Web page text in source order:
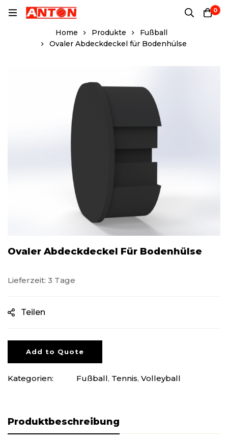
0
Home Produkte
Fußball
Ovaler Abdeckdeckel für Bodenhülse
Ovaler Abdeckdeckel Für Bodenhülse
Lieferzeit: 3 Tage
Teilen
Add to Quote
Kategorien: Fußball, Tennis, Volleyball
Produktbeschreibung